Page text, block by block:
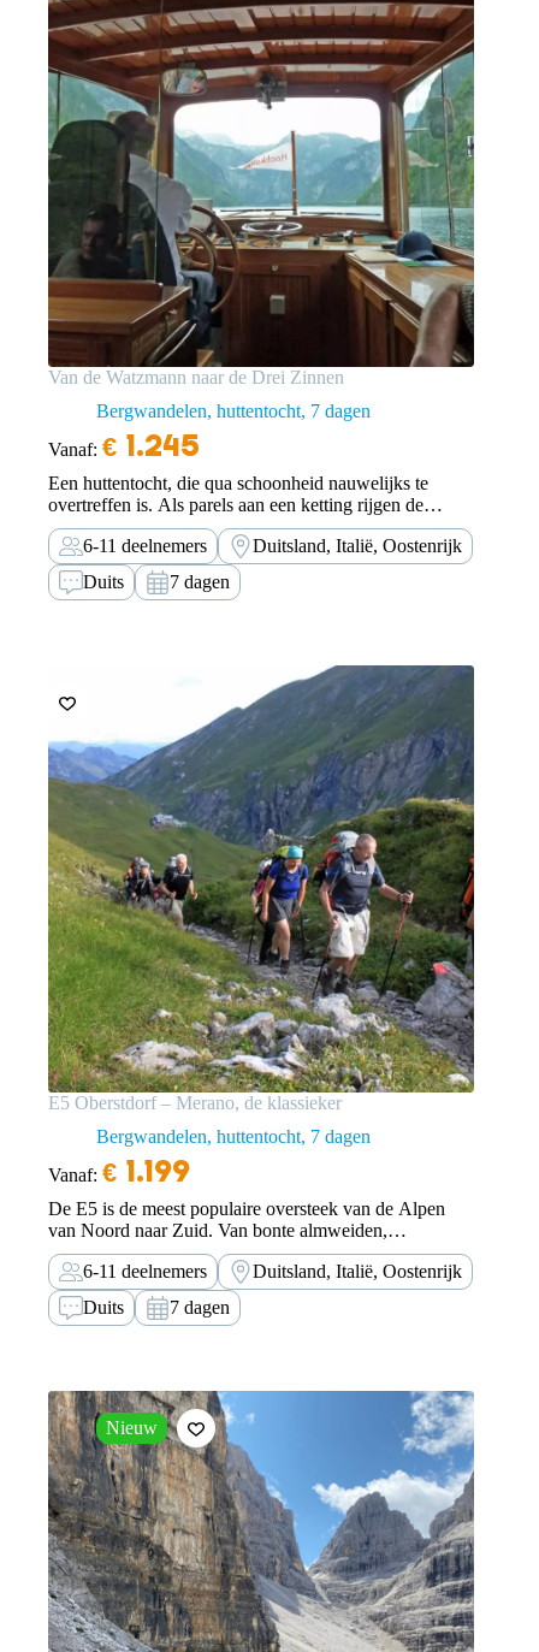
Van de Watzmann naar de Drei Zinnen
Bergwandelen, huttentocht 7 dagen
Vanaf: € 1.245
Een huttentocht, die qua schoonheid nauwelijks te
overtreffen is. Als parels aan een ketting rijgen de
landschappelijke hoogtepunten zich aaneen.
6-11 deelnemers
Duitsland, Italië, Oostenrijk
Duits
7 dagen
E5 Oberstdorf – Merano, de klassieker
Bergwandelen, huttentocht 7 dagen
Vanaf: € 1.199
De E5 is de meest populaire oversteek van de Alpen
van Noord naar Zuid. Van bonte almweiden,
indrukwekkende rotsmassieven tot uitgestrekte witte
gletsjers.
6-11 deelnemers
Duitsland, Italië, Oostenrijk
Duits
7 dagen
Nieuw